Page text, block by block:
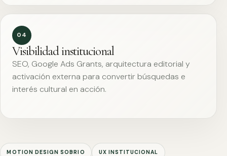
04
Visibilidad institucional
SEO, Google Ads Grants, arquitectura editorial y
activación externa para convertir búsquedas e
interés cultural en acción.
MOTION DESIGN SOBRIO UX INSTITUCIONAL